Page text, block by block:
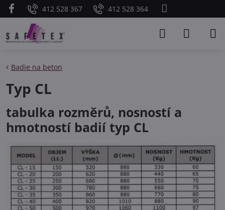
412 528 367 412 528 364
Badie na beton
Typ CL
tabulka rozměrů, nosností a
hmotností badií typ CL